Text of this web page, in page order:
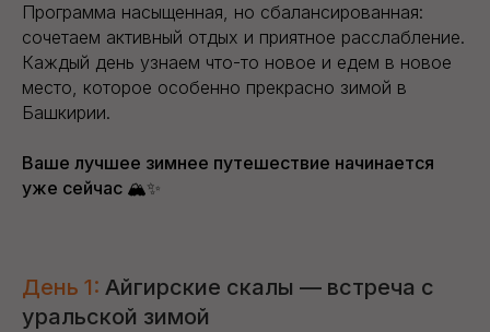
Программа насыщенная, но сбалансированная:
сочетаем активный отдых и приятное расслабление.
Каждый день узнаем что-то новое и едем в новое
место, которое особенно прекрасно зимой в
Башкирии.
Ваше лучшее зимнее путешествие начинается
уже сейчас 🏔️✨
День 1: Айгирские скалы — встреча с
уральской зимой